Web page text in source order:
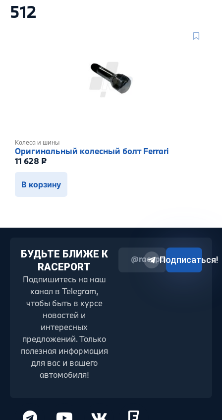
512
Колеса и шины
Оригинальный колесный болт Ferrari
11 628 ₽
В корзину
БУДЬТЕ БЛИЖЕ К
RACEPORT
Подпишитесь на наш
канал в Telegram,
чтобы быть в курсе
новостей и
интересных
предложений. Только
полезная информация
для вас и вашего
автомобиля!
@raceport2022
Подписаться!